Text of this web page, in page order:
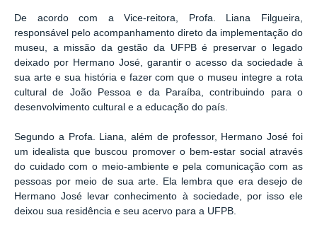
De acordo com a Vice-reitora, Profa. Liana Filgueira,
responsável pelo acompanhamento direto da implementação do
museu, a missão da gestão da UFPB é preservar o legado
deixado por Hermano José, garantir o acesso da sociedade à
sua arte e sua história e fazer com que o museu integre a rota
cultural de João Pessoa e da Paraíba, contribuindo para o
desenvolvimento cultural e a educação do país.
Segundo a Profa. Liana, além de professor, Hermano José foi
um idealista que buscou promover o bem-estar social através
do cuidado com o meio-ambiente e pela comunicação com as
pessoas por meio de sua arte. Ela lembra que era desejo de
Hermano José levar conhecimento à sociedade, por isso ele
deixou sua residência e seu acervo para a UFPB.